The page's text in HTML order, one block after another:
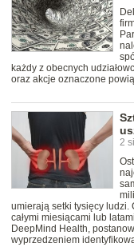
każdy z obecnych
oraz akcje oznaczone
2
umierają setki tysięcy ludzi.
całymi miesiącami lub
DeepMind Health,
wyprzedzeniem